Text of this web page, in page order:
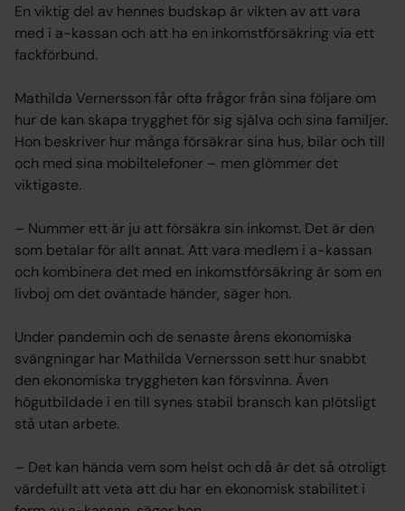
En viktig del av hennes budskap är vikten av att vara
med i a-kassan och att ha en inkomstförsäkring via ett
fackförbund.
Mathilda Vernersson får ofta frågor från sina följare om
hur de kan skapa trygghet för sig själva och sina familjer.
Hon beskriver hur många försäkrar sina hus, bilar och till
och med sina mobiltelefoner – men glömmer det
viktigaste.
– Nummer ett är ju att försäkra sin inkomst. Det är den
som betalar för allt annat. Att vara medlem i a-kassan
och kombinera det med en inkomstförsäkring är som en
livboj om det oväntade händer, säger hon.
Under pandemin och de senaste årens ekonomiska
svängningar har Mathilda Vernersson sett hur snabbt
den ekonomiska tryggheten kan försvinna. Även
högutbildade i en till synes stabil bransch kan plötsligt
stå utan arbete.
– Det kan hända vem som helst och då är det så otroligt
värdefullt att veta att du har en ekonomisk stabilitet i